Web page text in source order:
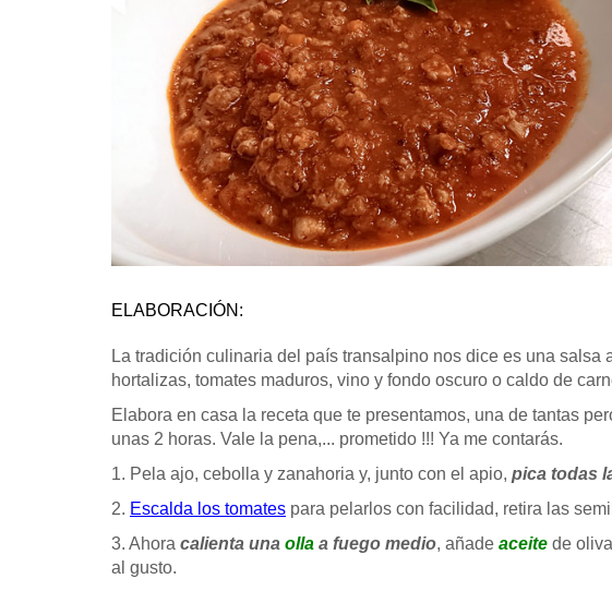
ELABORACIÓN:
La tradición culinaria del país transalpino nos dice es una
hortalizas, tomates maduros, vino y fondo oscuro o caldo de
Elabora en casa la receta que te presentamos, una de tantas
unas 2 horas. Vale la pena,... prometido !!! Ya me contarás.
1. Pela ajo, cebolla y zanahoria y, junto con el apio, pica todas
2. Escalda los tomates para pelarlos con facilidad, retira las
3. Ahora calienta una olla a fuego medio, añade aceite de
al gusto.